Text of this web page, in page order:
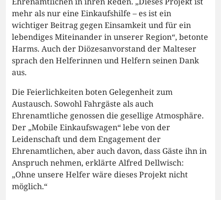
mehr als nur eine Einkaufshilfe – es ist ein
wichtiger Beitrag gegen Einsamkeit und für ein
lebendiges Miteinander in unserer Region“, betonte
Harms. Auch der Diözesanvorstand der Malteser
sprach den Helferinnen und Helfern seinen Dank
aus.
Die Feierlichkeiten boten Gelegenheit zum
Austausch. Sowohl Fahrgäste als auch
Ehrenamtliche genossen die gesellige Atmosphäre.
Der „Mobile Einkaufswagen“ lebe von der
Leidenschaft und dem Engagement der
Ehrenamtlichen, aber auch davon, dass Gäste ihn in
Anspruch nehmen, erklärte Alfred Dellwisch:
„Ohne unsere Helfer wäre dieses Projekt nicht
möglich.“